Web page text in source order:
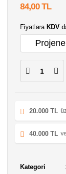
84,00 TL
Fiyatlara KDV
20.000 TL
40.000 TL
Kategori